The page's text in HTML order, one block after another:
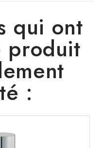
qui ont
produit
: